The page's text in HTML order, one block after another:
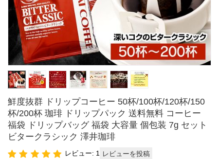
鮮度抜群 ドリップコーヒー 50杯/100杯/120杯/150
杯/200杯 珈琲 ドリップパック 送料無料 コーヒー
福袋 ドリップバッグ 福袋 大容量 個包装 7g セット
ビタークラシック 澤井珈琲
レビュー: 1 レビューを投稿